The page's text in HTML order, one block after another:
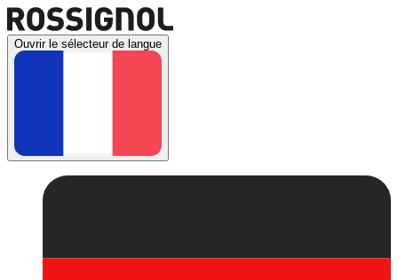
Ouvrir le sélecteur de langue